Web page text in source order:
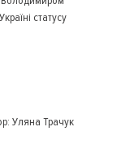
статусу
Уляна Трачук